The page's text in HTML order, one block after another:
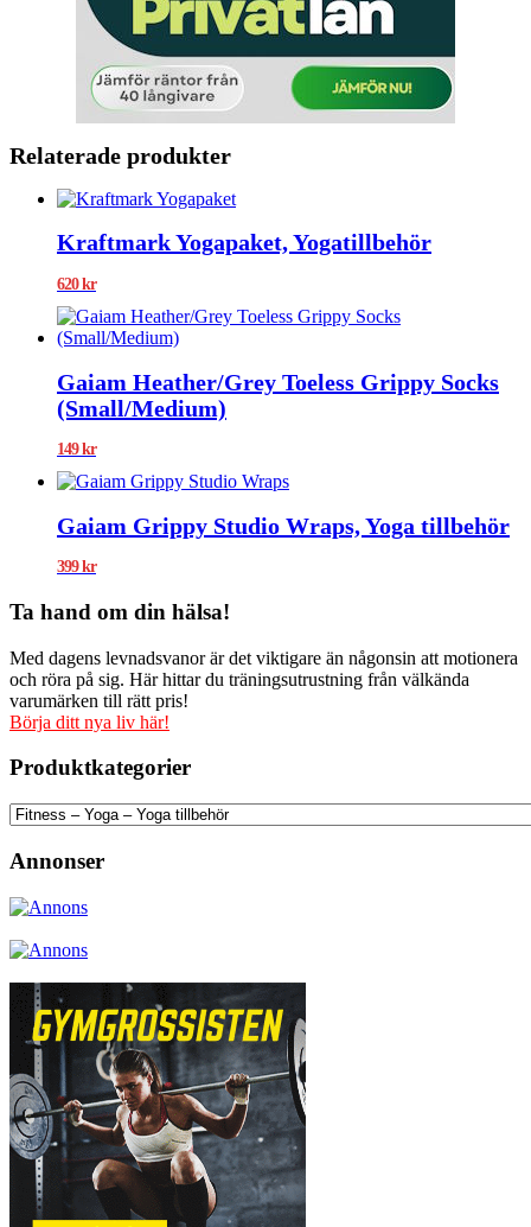
Relaterade produkter
Kraftmark Yogapaket, Yogatillbehör
620kr
Gaiam Heather/Grey Toeless Grippy Socks
(Small/Medium)
149kr
Gaiam Grippy Studio Wraps, Yoga tillbehör
399kr
Ta hand om din hälsa!
Med dagens levnadsvanor är det viktigare än någonsin att motionera
och röra på sig. Här hittar du träningsutrustning från välkända
varumärken till rätt pris!
Börja ditt nya liv här!
Produktkategorier
Annonser